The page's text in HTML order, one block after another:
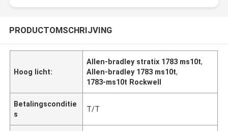
PRODUCTOMSCHRIJVING
Hoog licht:
Allen-bradley stratix 1783 ms10t,
Allen-bradley 1783 ms10t,
1783-ms10t Rockwell
Betalingsconditie
s
T/T